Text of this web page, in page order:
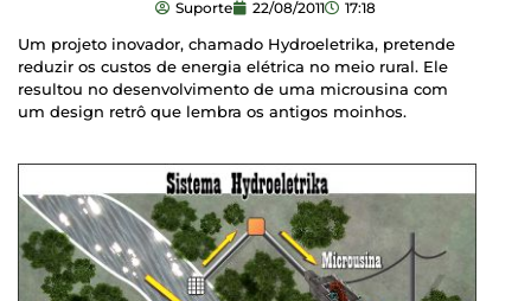
Suporte 22/08/2011 17:18
Um projeto inovador, chamado Hydroeletrika, pretende
reduzir os custos de energia elétrica no meio rural. Ele
resultou no desenvolvimento de uma microusina com
um design retrô que lembra os antigos moinhos.